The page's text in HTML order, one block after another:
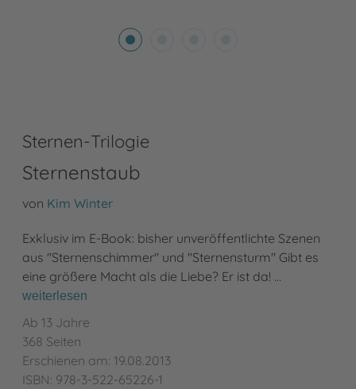
Sternen-Trilogie
Sternenstaub
von Kim Winter
Exklusiv im E-Book: bisher unveröffentlichte Szenen
aus "Sternenschimmer" und "Sternensturm" Gibt es
eine größere Macht als die Liebe? Er ist da! …
weiterlesen
Ab 13 Jahre
368 Seiten
Erschienen am: 19.08.2013
ISBN: 978-3-522-65226-1